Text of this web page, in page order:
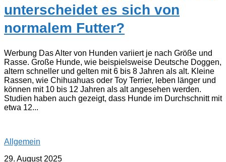
unterscheidet es sich von
normalem Futter?
Werbung Das Alter von Hunden variiert je nach Größe und
Rasse. Große Hunde, wie beispielsweise Deutsche Doggen,
altern schneller und gelten mit 6 bis 8 Jahren als alt. Kleine
Rassen, wie Chihuahuas oder Toy Terrier, leben länger und
können mit 10 bis 12 Jahren als alt angesehen werden.
Studien haben auch gezeigt, dass Hunde im Durchschnitt mit
etwa 12...
Allgemein
29. August 2025